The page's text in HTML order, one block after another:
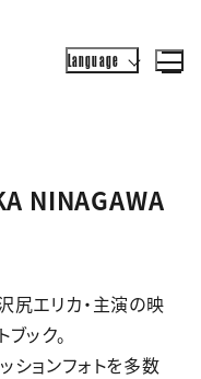
Language
NINAGAWA
尻エリカ・主演の映
ック。
ションフォトを多数